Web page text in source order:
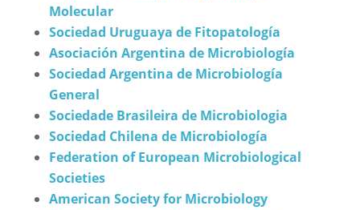
Molecular
Sociedad Uruguaya de Fitopatología
Asociación Argentina de Microbiología
Sociedad Argentina de Microbiología
General
Sociedade Brasileira de Microbiologia
Sociedad Chilena de Microbiología
Federation of European Microbiological
Societies
American Society for Microbiology